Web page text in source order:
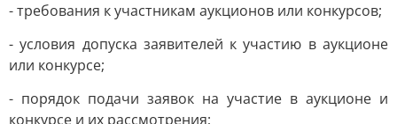
- требования к участникам аукционов или конкурсов;
- условия допуска заявителей к участию в аукционе
или конкурсе;
- порядок подачи заявок на участие в аукционе и
конкурсе и их рассмотрения;